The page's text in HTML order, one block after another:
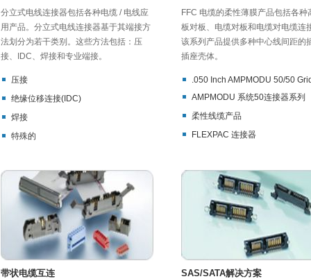
分立式电线连接器包括各种电缆 / 电线应
用产品。分立式电线连接器基于其端接方
法划分为若干类别。这些方法包括：压
接、IDC、焊接和专业端接。
压接
绝缘位移连接(IDC)
焊接
特殊的
FFC 电缆的柔性薄膜产品包括各种
板对板、电缆对板和电缆对电缆连
该系列产品提供多种中心线间距的
插座壳体。
.050 Inch AMPMODU 50/50
AMPMODU 系统50连接器系列
柔性线缆产品
FLEXPAC 连接器
带状电缆互连 SAS/SATA解决方案